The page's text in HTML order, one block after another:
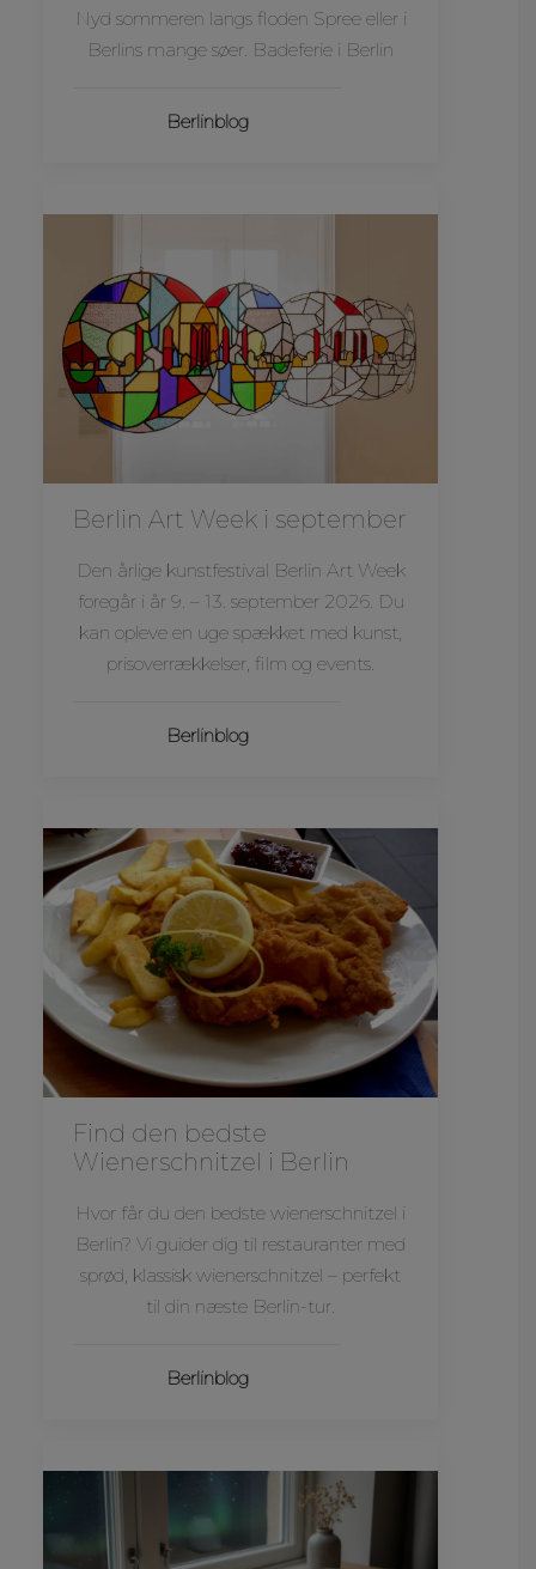
Nyd sommeren langs floden Spree eller i
Berlins mange søer. Badeferie i Berlin
Berlinblog
Berlin Art Week i september
Den årlige kunstfestival Berlin Art Week
foregår i år 9. – 13. september 2026. Du
kan opleve en uge spækket med kunst,
prisoverrækkelser, film og events.
Berlinblog
Find den bedste
Wienerschnitzel i Berlin
Hvor får du den bedste wienerschnitzel i
Berlin? Vi guider dig til restauranter med
sprød, klassisk wienerschnitzel – perfekt
til din næste Berlin-tur.
Berlinblog